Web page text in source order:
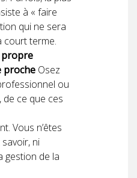
à « faire
qui ne sera
court terme.
propre
proche Osez
ou
ce que ces
Vous n’êtes
ni
gestion de la